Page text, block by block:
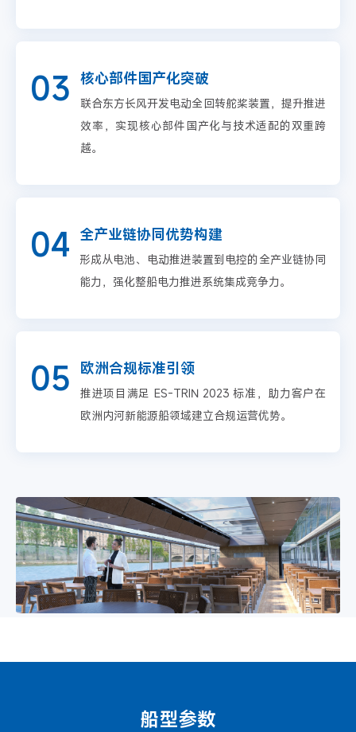
03 核心部件国产化突破
联合东方长风开发电动全回转舵桨装置，提升推进
效率，实现核心部件国产化与技术适配的双重跨
越。
04 全产业链协同优势构建
形成从电池、电动推进装置到电控的全产业链协同
能力，强化整船电力推进系统集成竞争力。
05 欧洲合规标准引领
推进项目满足 ES-TRIN 2023 标准，助力客户在
欧洲内河新能源船领域建立合规运营优势。
船型参数